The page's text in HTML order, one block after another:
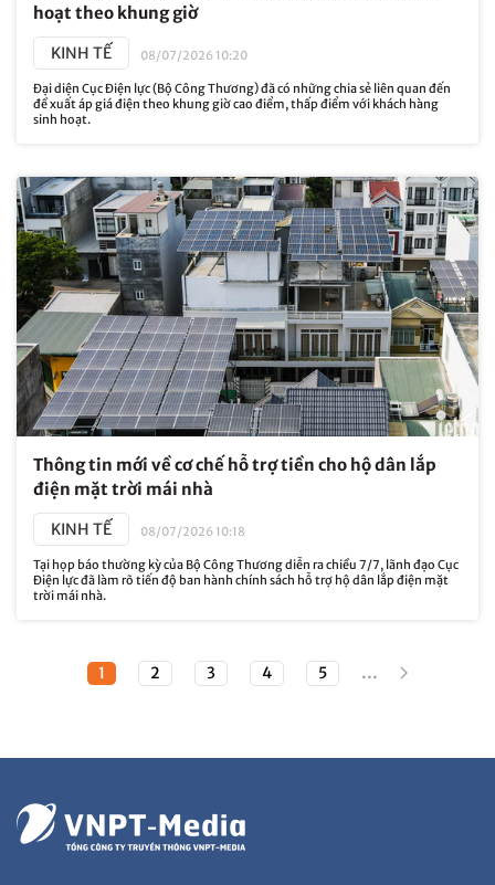
hoạt theo khung giờ
KINH TẾ 08/07/2026 10:20
Đại diện Cục Điện lực (Bộ Công Thương) đã có những chia sẻ liên quan đến
đề xuất áp giá điện theo khung giờ cao điểm, thấp điểm với khách hàng
sinh hoạt.
Thông tin mới về cơ chế hỗ trợ tiền cho hộ dân lắp
điện mặt trời mái nhà
KINH TẾ 08/07/2026 10:18
Tại họp báo thường kỳ của Bộ Công Thương diễn ra chiều 7/7, lãnh đạo Cục
Điện lực đã làm rõ tiến độ ban hành chính sách hỗ trợ hộ dân lắp điện mặt
trời mái nhà.
1 2 3 4 5 ...